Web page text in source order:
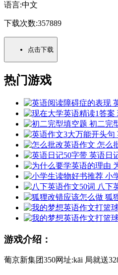
语言:中文
下载次数:357889
点击下载
热门游戏
初二完
怎么
英语日
小
八下
狐
游戏介绍：
葡京新集团350网址:kāi 局就送